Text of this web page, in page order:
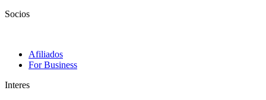
Socios
Afiliados
For Business
Interes